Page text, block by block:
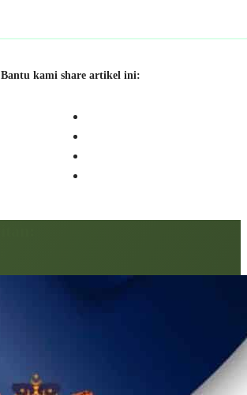
Bantu kami share artikel ini: